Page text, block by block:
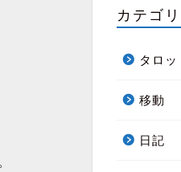
カテゴ
タロッ
移動
日記